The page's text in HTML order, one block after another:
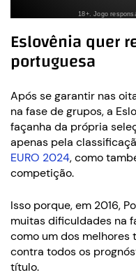
Eslovênia quer
portuguesa
Após se garantir nas
na fase de grupos, a
façanha da própria
apenas pela
EURO 2024, como
competição.
Isso porque, em 2016,
muitas dificuldades na
como um dos melhores
contra todos os
título.